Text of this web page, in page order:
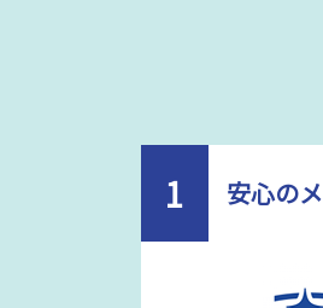
1 安心の